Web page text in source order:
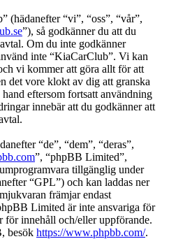
(hädanefter “vi”, “oss”, “vår”,
”), så godkänner du att du
Om du inte godkänner
inte “KiaCarClub”. Vi kan
vi kommer att göra allt för att
det vore klokt av dig att granska
eftersom fortsatt användning
innebär att du godkänner att
“de”, “dem”, “deras”,
”, “phpBB Limited”,
tillgänglig under
“GPL”) och kan laddas ner
främjar endast
Limited är inte ansvariga för
innehåll och/eller uppförande.
besök https://www.phpbb.com/.